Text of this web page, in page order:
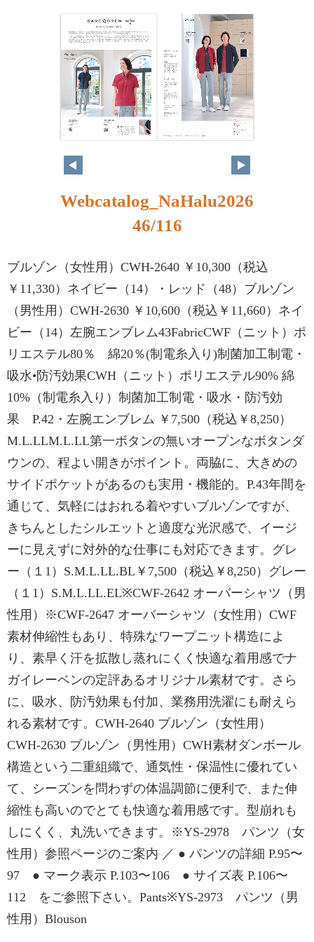
Webcatalog_NaHalu2026
46/116
ブルゾン（女性用）CWH-2640 ￥10,300（税込
￥11,330）ネイビー（14）・レッド（48）ブルゾン
（男性用）CWH-2630 ￥10,600（税込￥11,660）ネイ
ビー（14）左腕エンブレム43FabricCWF（ニット）ポ
リエステル80％ 綿20％(制電糸入り)制菌加工制電・
吸水•防汚効果CWH（ニット）ポリエステル90% 綿
10%（制電糸入り）制菌加工制電・吸水・防汚効
果 P.42・左腕エンブレム ￥7,500（税込￥8,250）
M.L.LLM.L.LL第一ボタンの無いオープンなボタンダ
ウンの、程よい開きがポイント。両脇に、大きめの
サイドポケットがあるのも実用・機能的。P.43年間を
通じて、気軽にはおれる着やすいブルゾンですが、
きちんとしたシルエットと適度な光沢感で、イージ
ーに見えずに対外的な仕事にも対応できます。グレ
ー（１1）S.M.L.LL.BL￥7,500（税込￥8,250）グレー
（１1）S.M.L.LL.EL※CWF-2642 オーバーシャツ（男
性用）※CWF-2647 オーバーシャツ（女性用）CWF
素材伸縮性もあり、特殊なワープニット構造によ
り、素早く汗を拡散し蒸れにくく快適な着用感でナ
ガイレーベンの定評あるオリジナル素材です。さら
に、吸水、防汚効果も付加、業務用洗濯にも耐えら
れる素材です。CWH-2640 ブルゾン（女性用）
CWH-2630 ブルゾン（男性用）CWH素材ダンボール
構造という二重組織で、通気性・保温性に優れてい
て、シーズンを問わずの体温調節に便利で、また伸
縮性も高いのでとても快適な着用感です。型崩れも
しにくく、丸洗いできます。※YS-2978 パンツ（女
性用）参照ページのご案内 ／ ● パンツの詳細 P.95〜
97 ● マーク表示 P.103〜106 ● サイズ表 P.106〜
112 をご参照下さい。Pants※YS-2973 パンツ（男
性用）Blouson